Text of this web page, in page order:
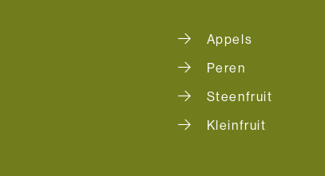
Appels
Peren
Steenfruit
Kleinfruit